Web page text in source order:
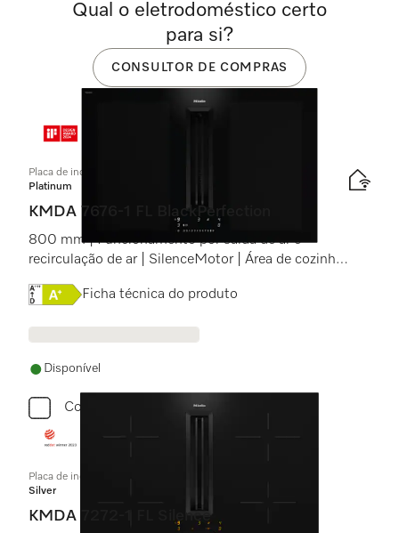
Placa de indução com exaustor integrado
Platinum
KMDA 7676-1 FL BlackPerfection
800 mm | Funcionamento por saída de ar e
recirculação de ar | SilenceMotor | Área de cozinhar
Online Label Flag, Etiqueta energética
Ficha técnica do produto
Disponível
Comparar
Placa de indução com exaustor integrado
Silver
KMDA 7272-1 FL Silence
Qual o eletrodoméstico certo
para si?
CONSULTOR DE COMPRAS